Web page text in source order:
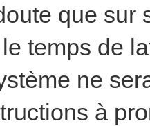
que sur
temps de
ne
à